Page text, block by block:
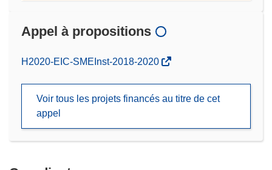
Appel à propositions
(s’ouvre
nouvelle
fenêtre)
H2020-EIC-SMEInst-2018-2020
Voir tous les projets financés au titre de cet
appel